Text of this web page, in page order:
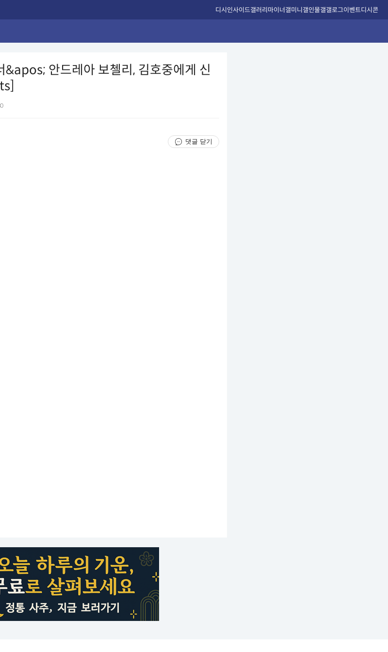
디시인사이드갤러리마이너갤미니갤인물갤갤로그이벤트디시콘
안드레아 보첼리, 김호중에게 신
댓글 닫기